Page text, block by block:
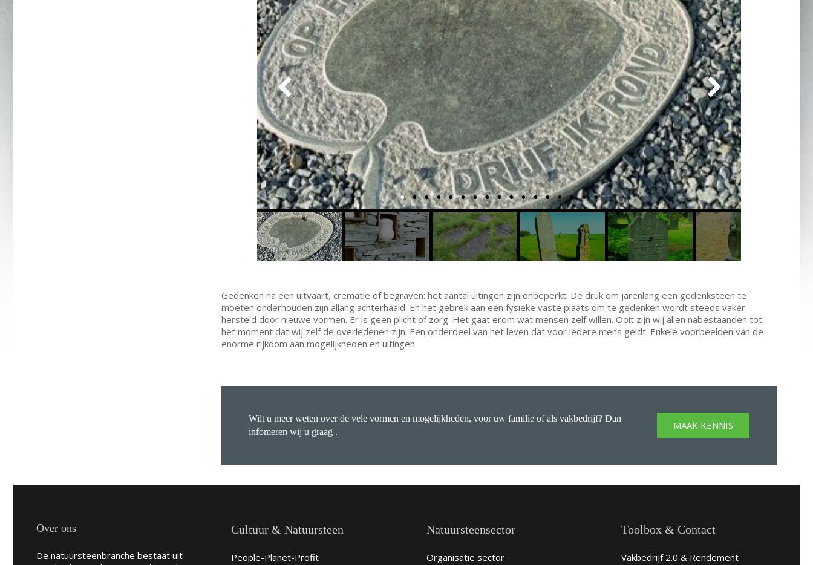
Gedenken na een uitvaart, crematie of begraven: het aantal uitingen zijn onbeperkt. De druk om jarenlang een gedenksteen te
moeten onderhouden zijn allang achterhaald. En het gebrek aan een fysieke vaste plaats om te gedenken wordt steeds vaker
hersteld door nieuwe vormen. Er is geen plicht of zorg. Het gaat erom wat mensen zelf willen. Ooit zijn wij allen nabestaanden tot
het moment dat wij zelf de overledenen zijn. Een onderdeel van het leven dat voor iedere mens geldt. Enkele voorbeelden van de
enorme rijkdom aan mogelijkheden en uitingen.
Wilt u meer weten over de vele vormen en mogelijkheden, voor uw familie of als vakbedrijf? Dan
infomeren wij u graag .
MAAK KENNIS
Over ons
De natuursteenbranche bestaat uit
Cultuur & Natuursteen
People-Planet-Profit
Natuursteensector
Organisatie sector
Toolbox & Contact
Vakbedrijf 2.0 & Rendement